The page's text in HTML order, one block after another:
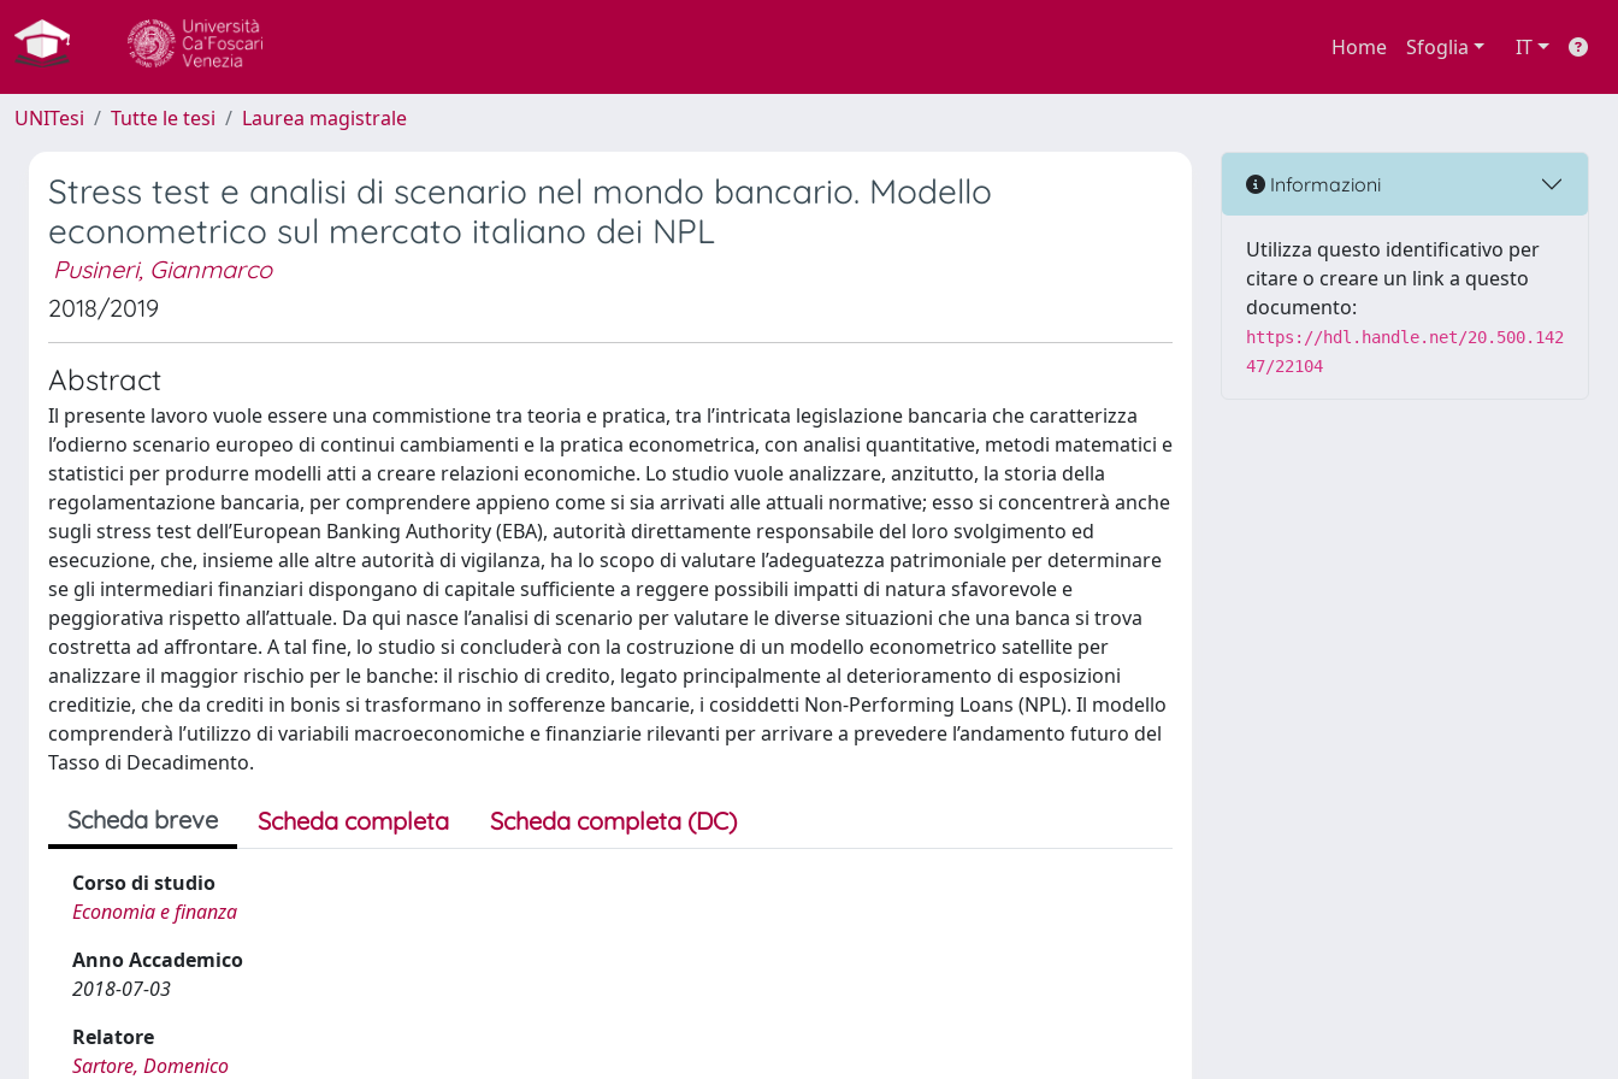
Home Sfoglia IT
UNITesi Tutte le tesi Laurea magistrale
Stress test e analisi di scenario nel mondo bancario. Modello
econometrico sul mercato italiano dei NPL
Pusineri, Gianmarco
2018/2019
Abstract
Il presente lavoro vuole essere una commistione tra teoria e pratica, tra l’intricata legislazione bancaria che caratterizza
l’odierno scenario europeo di continui cambiamenti e la pratica econometrica, con analisi quantitative, metodi matematici e
statistici per produrre modelli atti a creare relazioni economiche. Lo studio vuole analizzare, anzitutto, la storia della
regolamentazione bancaria, per comprendere appieno come si sia arrivati alle attuali normative; esso si concentrerà anche
sugli stress test dell’European Banking Authority (EBA), autorità direttamente responsabile del loro svolgimento ed
esecuzione, che, insieme alle altre autorità di vigilanza, ha lo scopo di valutare l’adeguatezza patrimoniale per determinare
se gli intermediari finanziari dispongano di capitale sufficiente a reggere possibili impatti di natura sfavorevole e
peggiorativa rispetto all’attuale. Da qui nasce l’analisi di scenario per valutare le diverse situazioni che una banca si trova
costretta ad affrontare. A tal fine, lo studio si concluderà con la costruzione di un modello econometrico satellite per
analizzare il maggior rischio per le banche: il rischio di credito, legato principalmente al deterioramento di esposizioni
creditizie, che da crediti in bonis si trasformano in sofferenze bancarie, i cosiddetti Non-Performing Loans (NPL). Il modello
comprenderà l’utilizzo di variabili macroeconomiche e finanziarie rilevanti per arrivare a prevedere l’andamento futuro del
Tasso di Decadimento.
Scheda breve Scheda completa Scheda completa (DC)
Corso di studio
Economia e finanza
Anno Accademico
2018-07-03
Relatore
Sartore, Domenico
Informazioni
Utilizza questo identificativo per
citare o creare un link a questo
documento:
https://hdl.handle.net/20.500.142
47/22104